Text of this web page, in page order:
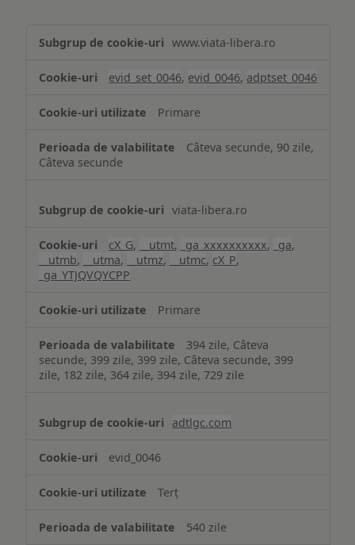
www.viata-libera.ro
evid_set_0046, evid_0046, adptset_0046
Primare
Câteva secunde, 90 zile,
Câteva secunde
viata-libera.ro
cX_G, __utmt, _ga_xxxxxxxxxx, _ga,
__utmb, __utma, __utmz, __utmc, cX_P,
_ga_YTJQVQYCPP
Primare
394 zile, Câteva
secunde, 399 zile, 399 zile, Câteva secunde, 399
zile, 182 zile, 364 zile, 394 zile, 729 zile
adtlgc.com
evid_0046
Terț
540 zile